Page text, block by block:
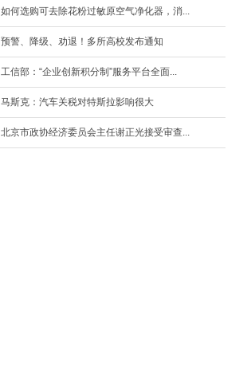
如何选购可去除花粉过敏原空气净化器，消...
预警、降级、劝退！多所高校发布通知
工信部：“企业创新积分制”服务平台全面...
马斯克：汽车关税对特斯拉影响很大
北京市政协经济委员会主任谢正光接受审查...